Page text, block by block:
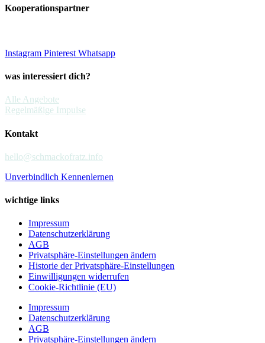
Kooperationspartner
Instagram Pinterest Whatsapp
was interessiert dich?
Alle Angebote
Regelmäßige Impulse
Kontakt
hello@schmackofratz.info
Unverbindlich Kennenlernen
wichtige links
Impressum
Datenschutzerklärung
AGB
Privatsphäre-Einstellungen ändern
Historie der Privatsphäre-Einstellungen
Einwilligungen widerrufen
Cookie-Richtlinie (EU)
Impressum
Datenschutzerklärung
AGB
Privatsphäre-Einstellungen ändern